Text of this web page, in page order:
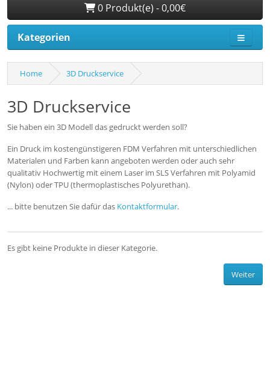
0 Produkt(e) - 0,00€
Kategorien
Home 3D Druckservice
3D Druckservice
Sie haben ein 3D Modell das gedruckt werden soll?
Ein Druck im kostengünstigeren FDM Verfahren mit unterschiedlichen
Materialen und Farben kann angeboten werden oder auch sehr
qualitativ Hochwertig mit einem Laser im SLS Verfahren mit Polyamid
(Nylon) oder TPU (thermoplastisches Polyurethan).
... bitte benutzen Sie dafür das Kontaktformular.
Es gibt keine Produkte in dieser Kategorie.
Weiter